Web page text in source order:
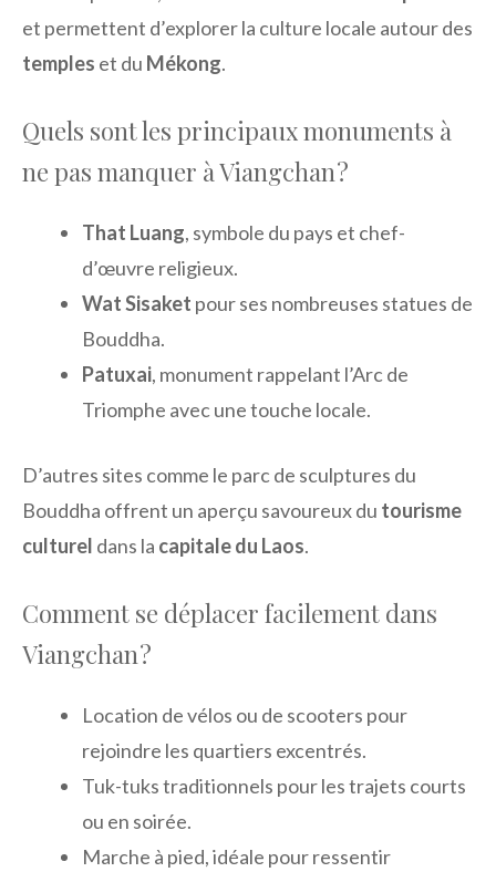
et permettent d’explorer la culture locale autour des
temples et du Mékong.
Quels sont les principaux monuments à
ne pas manquer à Viangchan ?
That Luang, symbole du pays et chef-
d’œuvre religieux.
Wat Sisaket pour ses nombreuses statues de
Bouddha.
Patuxai, monument rappelant l’Arc de
Triomphe avec une touche locale.
D’autres sites comme le parc de sculptures du
Bouddha offrent un aperçu savoureux du tourisme
culturel dans la capitale du Laos.
Comment se déplacer facilement dans
Viangchan ?
Location de vélos ou de scooters pour
rejoindre les quartiers excentrés.
Tuk-tuks traditionnels pour les trajets courts
ou en soirée.
Marche à pied, idéale pour ressentir